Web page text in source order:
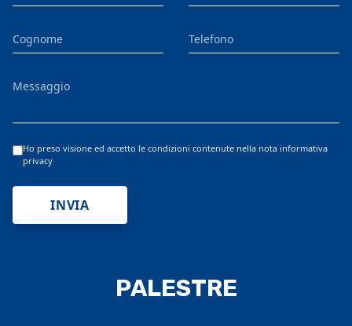
Cognome Telefono
Messaggio
Ho preso visione ed accetto le condizioni contenute nella nota informativa
privacy
INVIA
PALESTRE